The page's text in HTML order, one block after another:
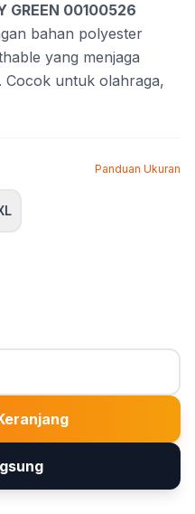
GREEN 00100526
bahan polyester
yang menjaga
Cocok untuk olahraga,
Panduan Ukuran